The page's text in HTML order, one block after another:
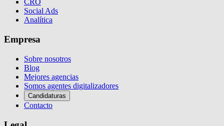
CRO
Social Ads
Analítica
Empresa
Sobre nosotros
Blog
Mejores agencias
Somos agentes digitalizadores
Candidaturas
Contacto